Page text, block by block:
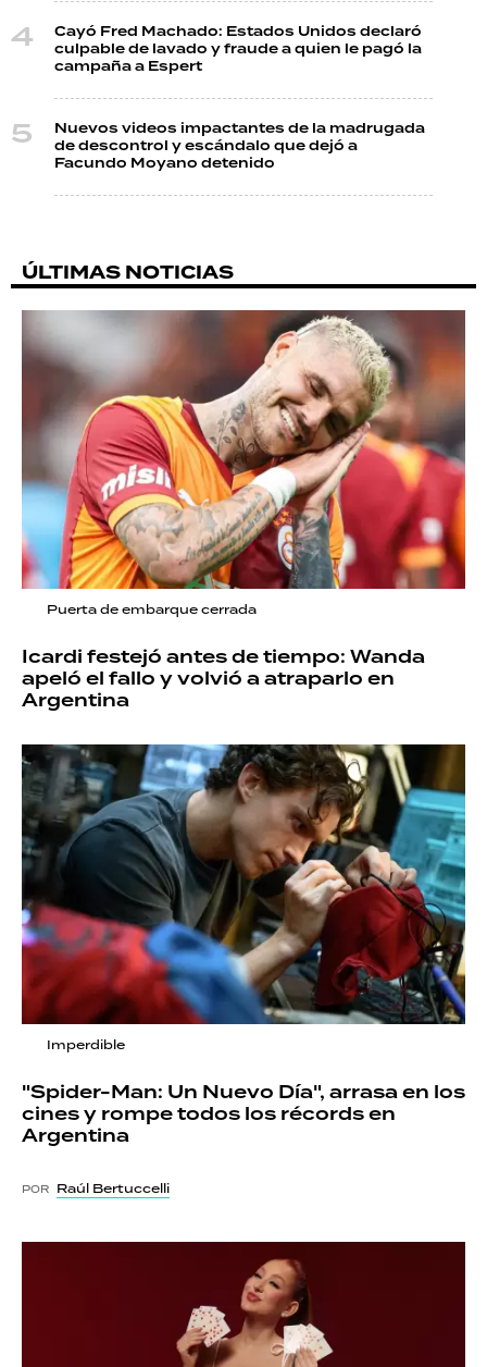
Cayó Fred Machado: Estados Unidos declaró
culpable de lavado y fraude a quien le pagó la
campaña a Espert
Nuevos videos impactantes de la madrugada
de descontrol y escándalo que dejó a
Facundo Moyano detenido
ÚLTIMAS NOTICIAS
Puerta de embarque cerrada
Icardi festejó antes de tiempo: Wanda
apeló el fallo y volvió a atraparlo en
Argentina
Imperdible
"Spider-Man: Un Nuevo Día", arrasa en los
cines y rompe todos los récords en
Argentina
POR Raúl Bertuccelli